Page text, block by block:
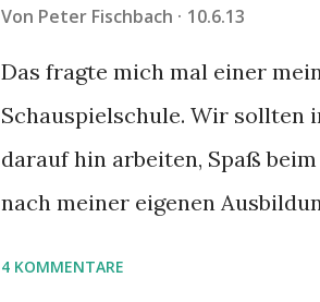
Von Peter Fischbach 10.6.13
Das fragte mich mal einer
Schauspielschule. Wir sollten
darauf hin arbeiten, Spaß
nach meiner eigenen
4 KOMMENTARE